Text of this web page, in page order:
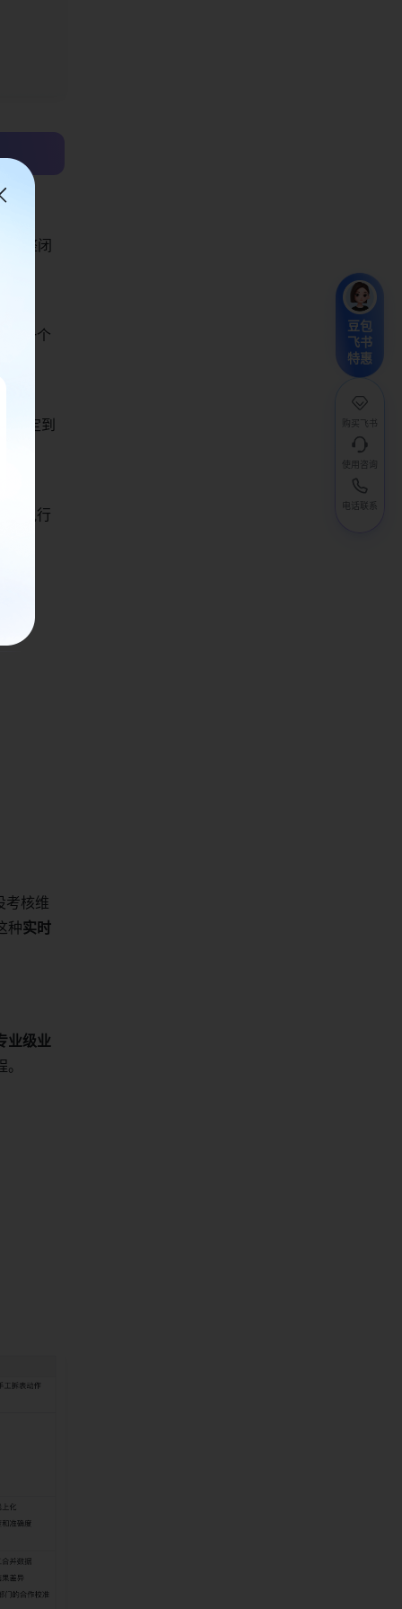
完整闭
布一个
制定到
效执行
限：
考核维
种实时
业级业
豆包
飞书
特惠
购买飞书
使用咨询
电话联系